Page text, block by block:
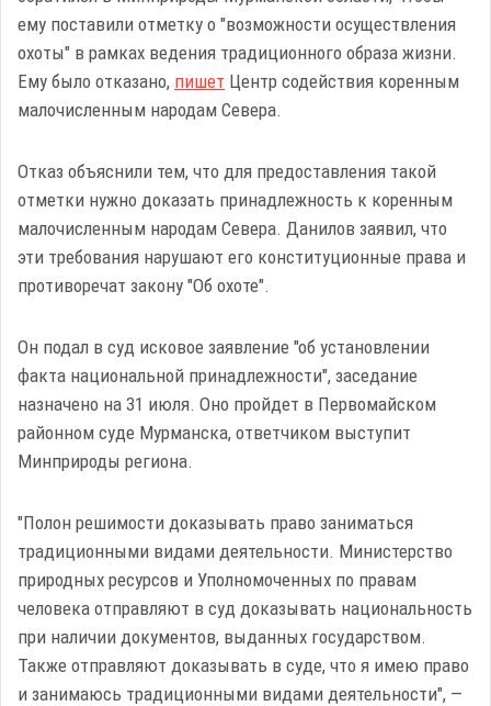
ему поставили отметку о "возможности осуществления
охоты" в рамках ведения традиционного образа жизни.
Ему было отказано, пишет Центр содействия коренным
малочисленным народам Севера.
Отказ объяснили тем, что для предоставления такой
отметки нужно доказать принадлежность к коренным
малочисленным народам Севера. Данилов заявил, что
эти требования нарушают его конституционные права и
противоречат закону "Об охоте".
Он подал в суд исковое заявление "об установлении
факта национальной принадлежности", заседание
назначено на 31 июля. Оно пройдет в Первомайском
районном суде Мурманска, ответчиком выступит
Минприроды региона.
"Полон решимости доказывать право заниматься
традиционными видами деятельности. Министерство
природных ресурсов и Уполномоченных по правам
человека отправляют в суд доказывать национальность
при наличии документов, выданных государством.
Также отправляют доказывать в суде, что я имею право
и занимаюсь традиционными видами деятельности", —